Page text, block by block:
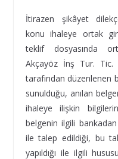
İtirazen şikâyet
konu ihaleye ortak
teklif dosyasında
Akçayöz İnş Tur. Tic.
tarafından düzenlenen
sunulduğu, anılan
ihaleye ilişkin
belgenin ilgili
ile talep edildiği, bu
yapıldığı ile ilgili